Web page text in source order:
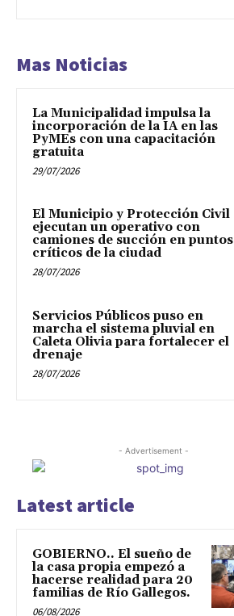
Mas Noticias
La Municipalidad impulsa la
incorporación de la IA en las
PyMEs con una capacitación
gratuita
29/07/2026
El Municipio y Protección Civil
ejecutan un operativo con
camiones de succión en puntos
críticos de la ciudad
28/07/2026
Servicios Públicos puso en
marcha el sistema pluvial en
Caleta Olivia para fortalecer el
drenaje
28/07/2026
- Advertisement -
Latest article
GOBIERNO.. El sueño de
la casa propia empezó a
hacerse realidad para 20
familias de Río Gallegos.
06/08/2026